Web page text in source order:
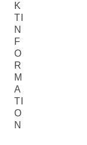
K
TI
N
F
O
R
M
A
TI
O
N